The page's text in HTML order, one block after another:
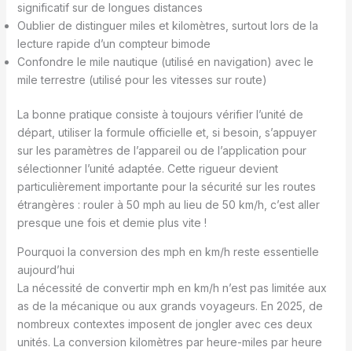
significatif sur de longues distances
Oublier de distinguer miles et kilomètres, surtout lors de la
lecture rapide d’un compteur bimode
Confondre le mile nautique (utilisé en navigation) avec le
mile terrestre (utilisé pour les vitesses sur route)
La bonne pratique consiste à toujours vérifier l’unité de
départ, utiliser la formule officielle et, si besoin, s’appuyer
sur les paramètres de l’appareil ou de l’application pour
sélectionner l’unité adaptée. Cette rigueur devient
particulièrement importante pour la sécurité sur les routes
étrangères : rouler à 50 mph au lieu de 50 km/h, c’est aller
presque une fois et demie plus vite !
Pourquoi la conversion des mph en km/h reste essentielle
aujourd’hui
La nécessité de convertir mph en km/h n’est pas limitée aux
as de la mécanique ou aux grands voyageurs. En 2025, de
nombreux contextes imposent de jongler avec ces deux
unités. La conversion kilomètres par heure-miles par heure